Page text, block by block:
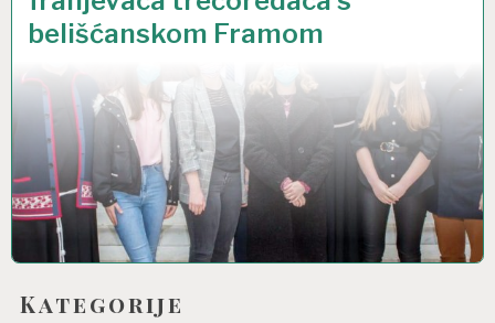
belišćanskom Framom
Kategorije